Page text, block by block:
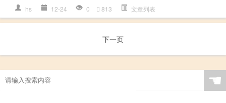
hs 12-24 0 813 文章列表
下一页
☚